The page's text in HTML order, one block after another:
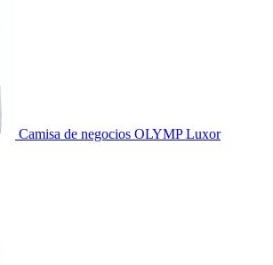
Camisa de negocios OLYMP Luxor